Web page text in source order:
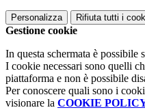
Personalizza Rifiuta tutti i
Gestione cookie
In questa schermata è possibile
I cookie necessari sono quelli
piattaforma e non è possibile
Per conoscere quali sono i
visionare la COOKIE